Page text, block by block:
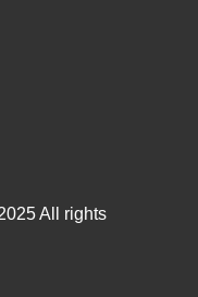
All rights